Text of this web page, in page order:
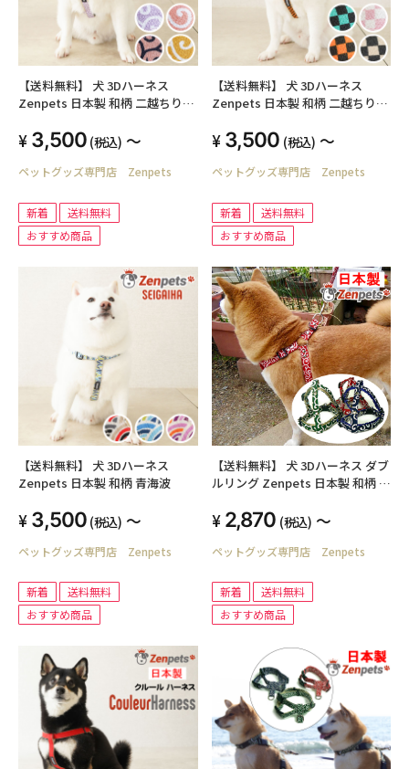
【送料無料】 犬 3Dハーネス
Zenpets 日本製 和柄 二越ちりめ
3,500 (税込) ～
ペットグッズ専門店 Zenpets
新着
送料無料
おすすめ商品
【送料無料】 犬 3Dハーネス
Zenpets 日本製 和柄 二越ちりめ
3,500 (税込) ～
ペットグッズ専門店 Zenpets
新着
送料無料
おすすめ商品
【送料無料】 犬 3Dハーネス
Zenpets 日本製 和柄 青海波
3,500 (税込) ～
ペットグッズ専門店 Zenpets
新着
送料無料
おすすめ商品
【送料無料】 犬 3Dハーネス ダブ
ルリング Zenpets 日本製 和柄 唐
2,870 (税込) ～
ペットグッズ専門店 Zenpets
新着
送料無料
おすすめ商品